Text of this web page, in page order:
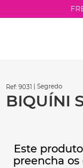
: 9031 | Segredo
BIQUÍNI